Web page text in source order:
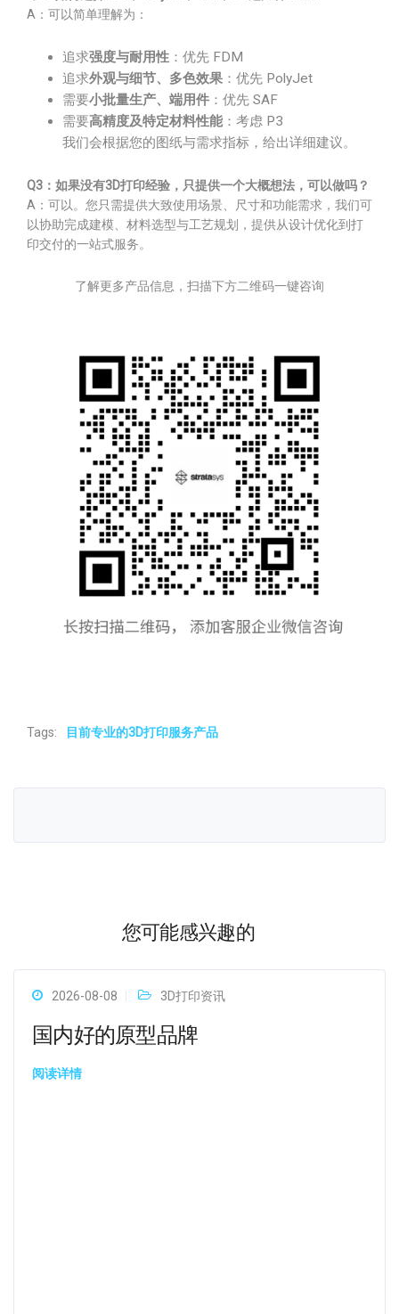
A：可以简单理解为：
追求强度与耐用性 ：优先 FDM
追求外观与细节、多色效果 ：优先 PolyJet
需要小批量生产、端用件 ：优先 SAF
需要高精度及特定材料性能 ：考虑 P3
我们会根据您的图纸与需求指标，给出详细建议。
Q3：如果没有3D打印经验，只提供一个大概想法，可以做吗？
A：可以。您只需提供大致使用场景、尺寸和功能需求，我们可
以协助完成建模、材料选型与工艺规划，提供从设计优化到打
印交付的一站式服务。
了解更多产品信息，扫描下方二维码一键咨询
Tags: 目前专业的3D打印服务产品
您可能感兴趣的
2026-08-08 3D打印资讯
国内好的原型品牌
阅读详情